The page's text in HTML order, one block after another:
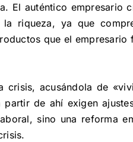
El auténtico
riqueza, ya que
que el
acusándola de
de ahí exigen
sino una reforma